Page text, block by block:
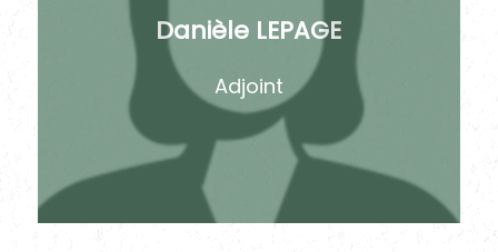
Danièle LEPAGE
Adjoint